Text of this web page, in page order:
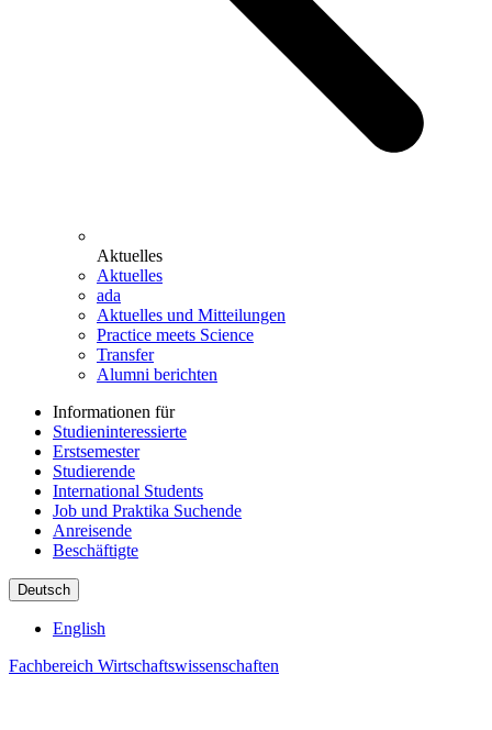
Aktuelles
Aktuelles
ada
Aktuelles und Mitteilungen
Practice meets Science
Transfer
Alumni berichten
Informationen für
Studieninteressierte
Erstsemester
Studierende
International Students
Job und Praktika Suchende
Anreisende
Beschäftigte
Deutsch
English
Fachbereich Wirtschaftswissenschaften